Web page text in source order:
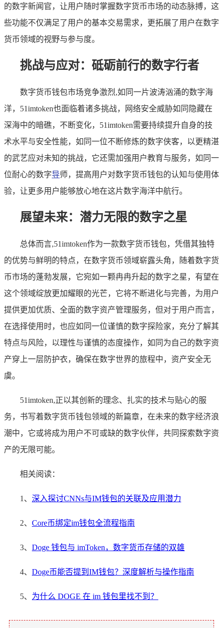
的数字新闻官，让用户随时掌握数字货币市场的动态脉搏，这
些功能不仅满足了用户的基本交易需求，更拓展了用户在数字
货币领域的视野与参与度。
挑战与应对：砥砺前行的数字行者
数字货币钱包市场竞争激烈,如同一片波涛汹涌的数字海
洋，51imtoken也面临着诸多挑战，网络安全威胁如同隐藏在
深海中的暗礁，不断变化，51imtoken需要持续提升自身的技
术水平与安全性能，如同一位不断修炼的数字侠客，以更精湛
的武艺应对未知的挑战，它还需加强用户教育与服务，如同一
位耐心的数字导师，提高用户对数字货币钱包的认知与使用体
验，让更多用户能够放心地在这片数字海洋中航行。
展望未来：潜力无限的数字之星
总体而言,51imtoken作为一款数字货币钱包，凭借其独特
的优势与鲜明的特点，在数字货币领域崭露头角，随着数字货
币市场的蓬勃发展，它宛如一颗冉冉升起的数字之星，有望在
这个领域绽放更加耀眼的光芒，它将不断进化与完善，为用户
提供更加优质、全面的数字资产管理服务，但对于用户而言，
在选择使用时，也应如同一位谨慎的数字探险家，充分了解其
特点与风险，以理性与谨慎的态度操作，如同为自己的数字资
产穿上一层防护衣，确保在数字世界的旅程中，资产安全无
虞。
51imtoken,正以其创新的理念、扎实的技术与贴心的服
务，书写着数字货币钱包领域的新篇章，在未来的数字经济浪
潮中，它或将成为用户不可或缺的数字伙伴，共同探索数字资
产的无限可能。
相关阅读：
1、 深入探讨CNNs与IM钱包的关联及应用潜力
2、 Core币绑定im钱包全流程指南
3、 Doge 钱包与 imToken，数字货币存储的双雄
4、 Doge币能否提到IM钱包？深度解析与操作指南
5、 为什么 DOGE 在 im 钱包里找不到？